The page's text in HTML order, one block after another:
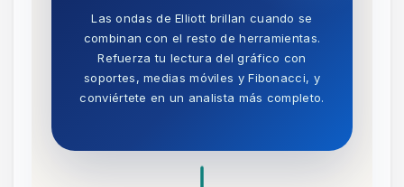
Las ondas de Elliott brillan cuando se
combinan con el resto de herramientas.
Refuerza tu lectura del gráfico con
soportes, medias móviles y Fibonacci, y
conviértete en un analista más completo.